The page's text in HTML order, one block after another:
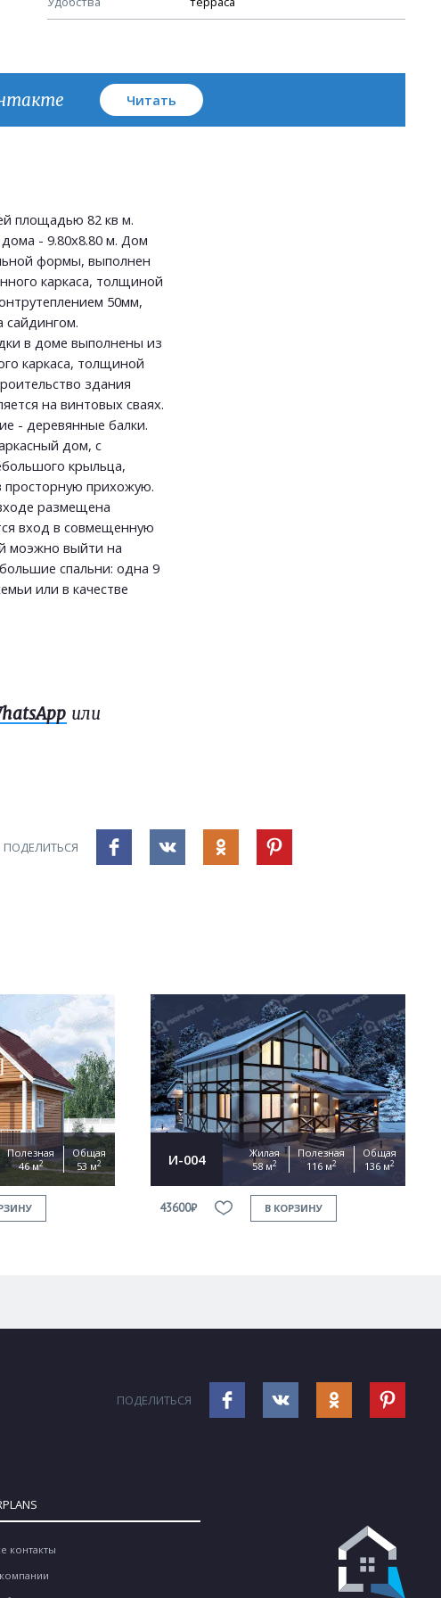
План кровли
Читать
площадью 82 кв м.
- 9.80х8.80 м. Дом
формы, выполнен
каркаса, толщиной
50мм,
сайдингом.
в доме выполнены из
каркаса, толщиной
здания
на винтовых сваях.
- деревянные балки.
дом, с
крыльца,
просторную прихожую.
размещена
вход в совмещенную
моэжно выйти на
спальни: одна 9
или в качестве
или
ПОДЕЛИТЬСЯ
Полезная
46 м2
Общая
53 м2 И-004
Жилая
58 м2
Полезная
116 м2
Общая
136 м2
43600₽ В КОРЗИНУ
ПОДЕЛИТЬСЯ
контакты